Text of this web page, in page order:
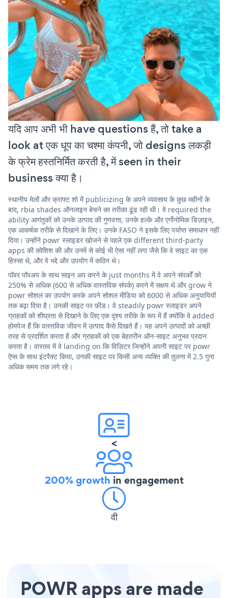
यदि आप अभी भी have questions हैं, तो take a
look at एक धूप का चश्मा कंपनी, जो designs लकड़ी
के फ्रेम हस्तनिर्मित करती है, में seen in their
business क्या है।
स्थानीय मेलों और क्राफ्ट शो में publicizing के अपने व्यवसाय के कुछ महीनों के
बाद, rbia shades ऑनलाइन बेचने का तरीका ढूंढ रही थी। वे required the
ability आगंतुकों को उनके उत्पाद की गुणवत्ता, उनके हल्के और एर्गोनोमिक डिज़ाइन,
एक आकर्षक तरीके से दिखाने के लिए। उनके FASO ने इसके लिए पर्याप्त समाधान नहीं
दिया। उन्होंने powr स्लाइडर खोजने से पहले एक different third-party
apps की कोशिश की और उनमें से कोई भी ऐसा नहीं लगा जैसे कि वे साइट का एक
हिस्सा थे, और वे भद्दे और उपयोग में कठिन थे।
पॉवर पॉपअप के साथ साइन अप करने के just months में वे अपने संपर्कों को
250% से अधिक (600 से अधिक वास्तविक संपर्क) करने में सक्षम थे और grow ने
powr सोशल का उपयोग करके अपने सोशल मीडिया को 6000 से अधिक अनुयायियों
तक बढ़ा दिया है। उनकी साइट पर फ़ीड। वे steadily powr स्लाइडर अपने
ग्राहकों को शीघ्रता से दिखाने के लिए एक दृश्य तरीके के रूप में हैं क्योंकि वे added
होमपेज हैं कि वास्तविक जीवन में उत्पाद कैसे दिखते हैं। यह अपने उत्पादों को अच्छी
तरह से प्रदर्शित करता है और ग्राहकों को एक बेहतरीन ऑन-साइट अनुभव प्रदान
करता है। वास्तव में वे landing on कि विज़िटर जिन्होंने अपनी साइट पर powr
ऐप्स के साथ इंटरैक्ट किया, उनकी साइट पर किसी अन्य व्यक्ति की तुलना में 2.5 गुना
अधिक समय तक लगे रहे।
<
200% growth in engagement
वी
POWR apps are made